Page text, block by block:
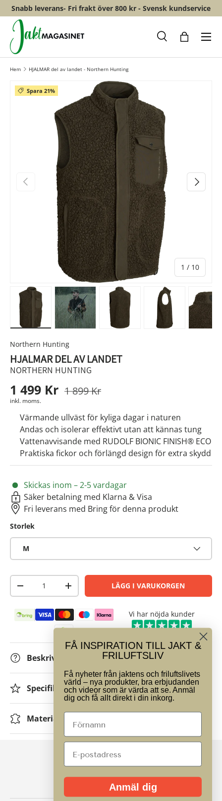
HOPPA TILL INNEHÅLL
Snabb leverans- Fri frakt över 800 kr - Svensk kundservice
Sök
Meny
Hem HJALMAR del av landet - Northern Hunting
Spara 21%
FÖREGÅENDE
1 / av
10
NÄSTA
Northern Hunting
HJALMAR DEL AV LANDET
NORTHERN HUNTING
1 499 Kr 1 899 Kr
inkl. moms.
Värmande ullväst för kyliga dagar i naturen
Andas och isolerar effektivt utan att kännas tung
Vattenavvisande med RUDOLF BIONIC FINISH® ECO
Praktiska fickor och förlängd design för extra skydd
Skickas inom – 2-5 vardagar
Säker betalning med Klarna & Visa
Fri leverans med Bring för denna produkt
Storlek
M
Antal
-
+ LÄGG I VARUKORGEN
Betalningsmetoder Vi har nöjda kunder
Beskrivning
Specifikationer
Material
VANLIGA FRÅGOR
FÅ INSPIRATION TILL JAKT &
FRILUFTSLIV
Få nyheter från jaktens och friluftslivets
värld – nya produkter, bra erbjudanden
och videor som är värda att se. Anmäl
dig och få allt direkt i din inkorg.
Anmäl dig